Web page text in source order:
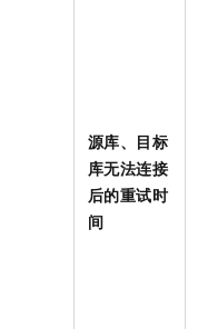
源库、目标
库无法连接
后的重试时
间